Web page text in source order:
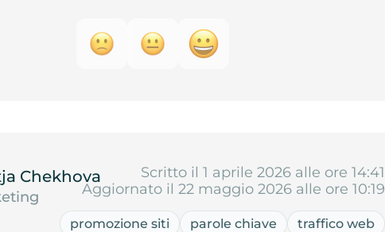
Chekhova
Scritto il 1 aprile 2026 alle ore 14:41
Aggiornato il 22 maggio 2026 alle ore 10:19
promozione siti parole chiave traffico web